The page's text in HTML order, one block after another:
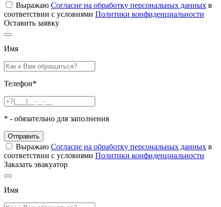
Выражаю Согласие на обработку персональных данных в
соответствии с условиями Политики конфиденциальности
Оставить заявку
Имя
Телефон*
* - обязательно для заполнения
Отправить
Выражаю Согласие на обработку персональных данных в
соответствии с условиями Политики конфиденциальности
Заказать эвакуатор
Имя